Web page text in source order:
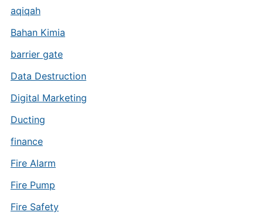
aqiqah
Bahan Kimia
barrier gate
Data Destruction
Digital Marketing
Ducting
finance
Fire Alarm
Fire Pump
Fire Safety